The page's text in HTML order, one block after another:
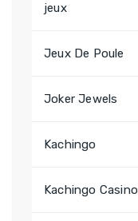
jeux
Jeux De Poule
Joker Jewels
Kachingo
Kachingo Casino